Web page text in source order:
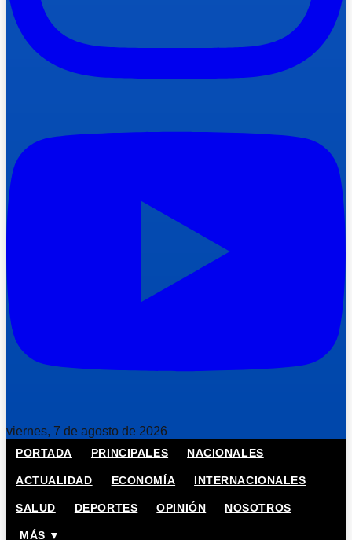
viernes, 7 de agosto de 2026
PORTADA PRINCIPALES NACIONALES
ACTUALIDAD ECONOMÍA INTERNACIONALES
SALUD DEPORTES OPINIÓN NOSOTROS
MÁS ▼